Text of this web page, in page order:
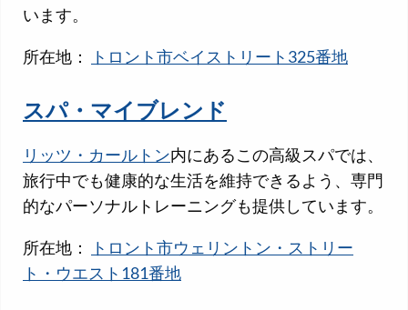
います。
所在地： トロント市ベイストリート325番地
スパ・マイブレンド
リッツ・カールトン内にあるこの高級スパでは、
旅行中でも健康的な生活を維持できるよう、専門
的なパーソナルトレーニングも提供しています。
所在地：
トロント市ウェリントン・ストリー
ト・ウエスト181番地